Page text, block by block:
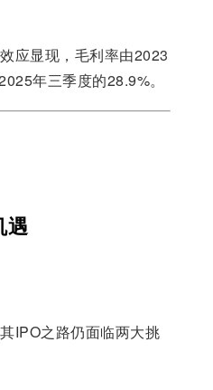
应显现，毛利率由2023
年三季度的28.9%。
遇
IPO之路仍面临两大挑